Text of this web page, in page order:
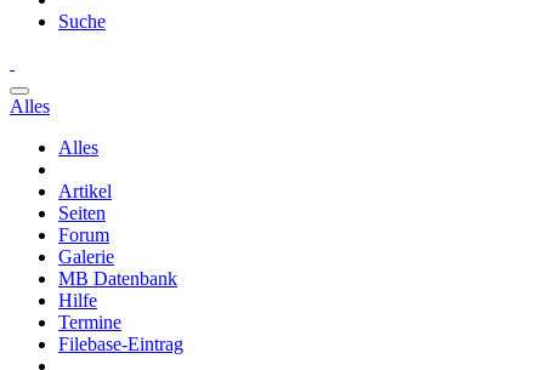
Suche
Alles
Alles
Artikel
Seiten
Forum
Galerie
MB Datenbank
Hilfe
Termine
Filebase-Eintrag